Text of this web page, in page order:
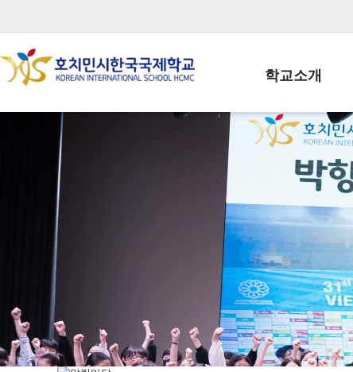
학교소개
학교장인사말
학교상징
학교연혁
교직원현황
학생현황
위치/전화
전경사진